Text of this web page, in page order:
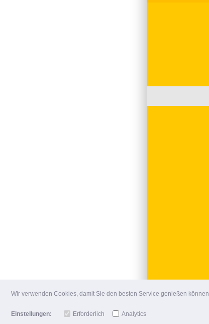
Wir verwenden Cookies, damit Sie den besten Service genießen können.
Einstellungen: Erforderlich Analytics